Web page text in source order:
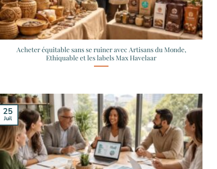
Acheter équitable sans se ruiner avec Artisans du Monde,
Ethiquable et les labels Max Havelaar
25
Juil